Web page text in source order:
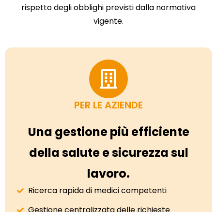
rispetto degli obblighi previsti dalla normativa
vigente.
PER LE AZIENDE
Una gestione più efficiente
della salute e sicurezza sul
lavoro.
Ricerca rapida di medici competenti
Gestione centralizzata delle richieste